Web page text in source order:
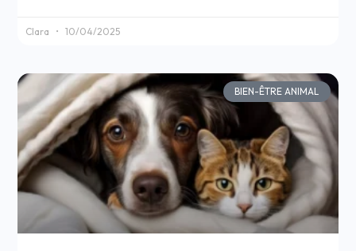
Clara 10/04/2025
BIEN-ÊTRE ANIMAL